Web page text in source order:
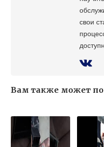
свои
Вам также может